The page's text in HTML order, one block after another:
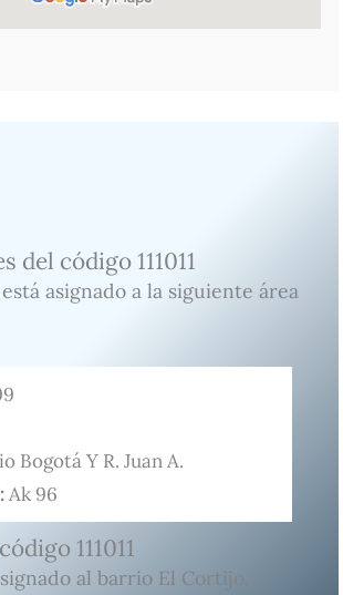
del código 111011
asignado a la siguiente área
Bogotá Y R. Juan A.
Ak 96
111011
al barrio El Cortijo,